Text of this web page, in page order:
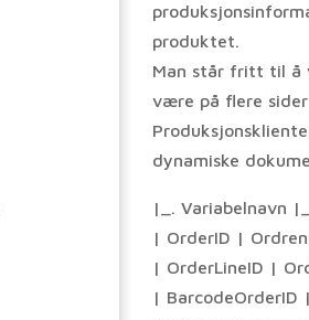
produktet.
Man står fritt til å
være på flere
dynamiske
|_. Variabelnavn
| OrderID |
| OrderLineID |
|